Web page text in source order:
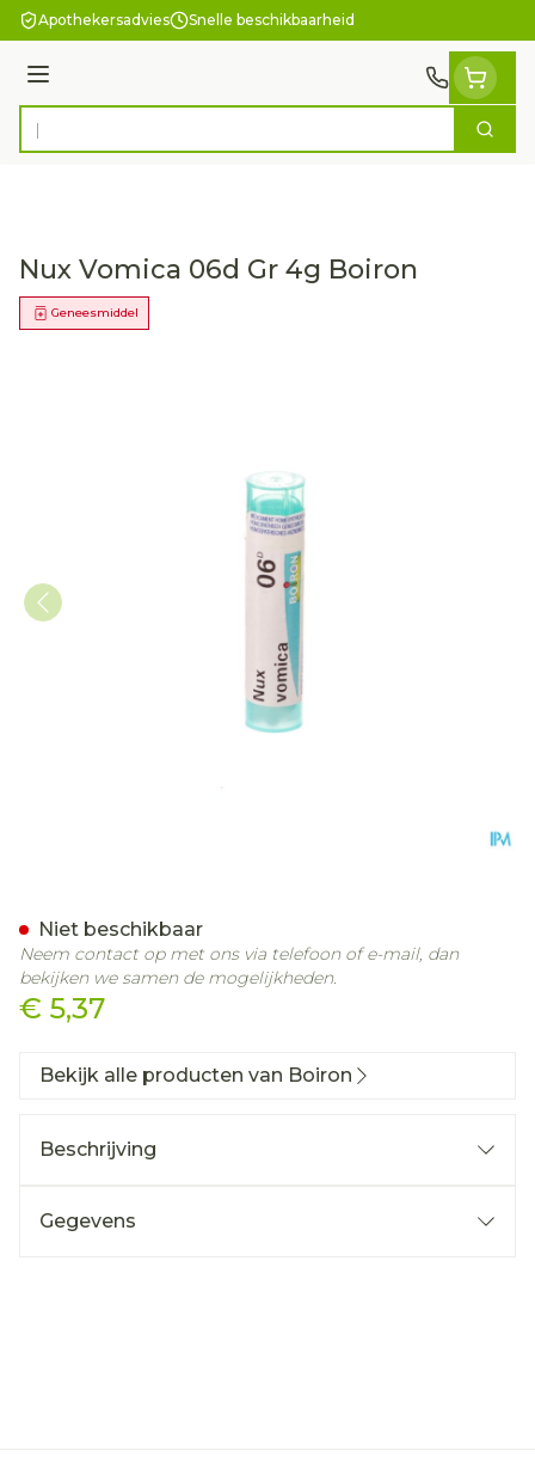
Ga naar de inhoud
Apothekersadvies Snelle beschikbaarheid
Menu
Product, merk, categorie... Zoek
Nux Vomica 06d Gr 4g Boiron
Geneesmiddel
€ 5,37
Niet beschikbaar
Neem contact op met ons via telefoon of e-mail, dan
bekijken we samen de mogelijkheden.
Bekijk alle producten van Boiron
Beschrijving
Gegevens